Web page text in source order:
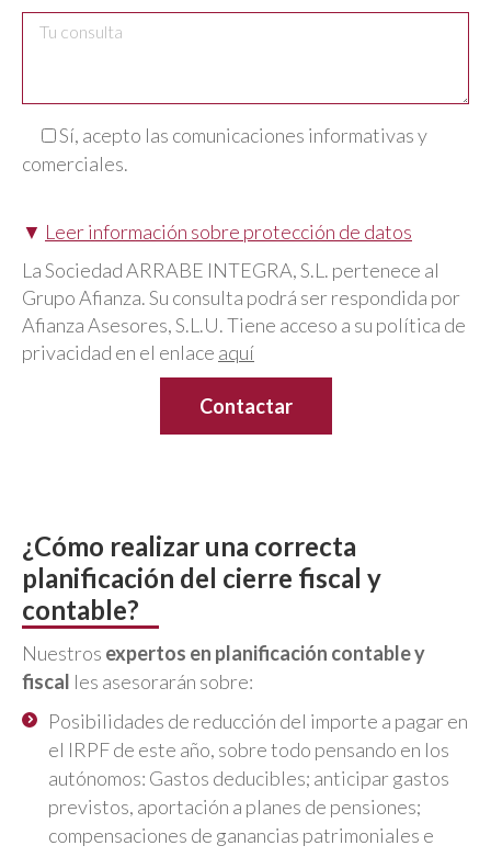
Sí, acepto las comunicaciones informativas y
comerciales.
▼ Leer información sobre protección de datos
La Sociedad ARRABE INTEGRA, S.L. pertenece al
Grupo Afianza. Su consulta podrá ser respondida por
Afianza Asesores, S.L.U. Tiene acceso a su política de
privacidad en el enlace aquí
¿Cómo realizar una correcta
planificación del cierre fiscal y
contable?
Nuestros expertos en planificación contable y
fiscal les asesorarán sobre:
Posibilidades de reducción del importe a pagar en
el IRPF de este año, sobre todo pensando en los
autónomos: Gastos deducibles; anticipar gastos
previstos, aportación a planes de pensiones;
compensaciones de ganancias patrimoniales e